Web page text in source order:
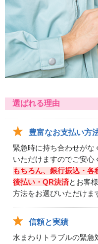
選ばれる理由
豊富なお支払い方
緊急時に持ち合わせがな
いただけますのでご安心
もちろん、銀行振込・各
後払い・QR決済とお客
方法をお選びいただけま
信頼と実績
水まわりトラブルの緊急